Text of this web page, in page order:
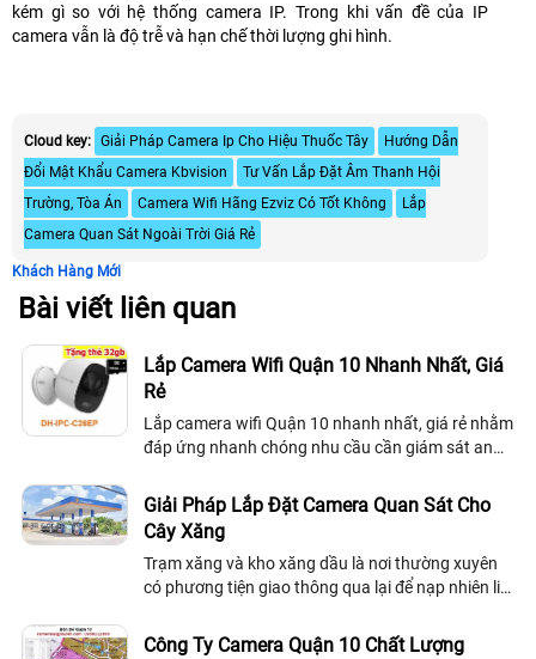
kém gì so với hệ thống camera IP. Trong khi vấn đề của IP
camera vẫn là độ trễ và hạn chế thời lượng ghi hình.
Cloud key: Giải Pháp Camera Ip Cho Hiệu Thuốc Tây
Hướng Dẫn
Đổi Mật Khẩu Camera Kbvision
Tư Vấn Lắp Đặt Âm Thanh Hội
Trường, Tòa Án
Camera Wifi Hãng Ezviz Có Tốt Không
Lắp
Camera Quan Sát Ngoài Trời Giá Rẻ
Khách Hàng Mới
Bài viết liên quan
Lắp Camera Wifi Quận 10 Nhanh Nhất, Giá
Rẻ
Lắp camera wifi Quận 10 nhanh nhất, giá rẻ nhằm
đáp ứng nhanh chóng nhu cầu cần giám sát an
ty cho khách hàng ở Quận 10, Camera...
Giải Pháp Lắp Đặt Camera Quan Sát Cho
Cây Xăng
Trạm xăng và kho xăng dầu là nơi thường xuyên
có phương tiện giao thông qua lại để nạp nhiên liệu
cây xăng phải được chuyên...
Công Ty Camera Quận 10 Chất Lượng